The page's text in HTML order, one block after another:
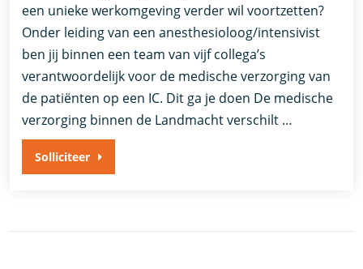
een unieke werkomgeving verder wil voortzetten?
Onder leiding van een anesthesioloog/intensivist
ben jij binnen een team van vijf collega’s
verantwoordelijk voor de medische verzorging van
de patiënten op een IC. Dit ga je doen De medische
verzorging binnen de Landmacht verschilt …
Solliciteer